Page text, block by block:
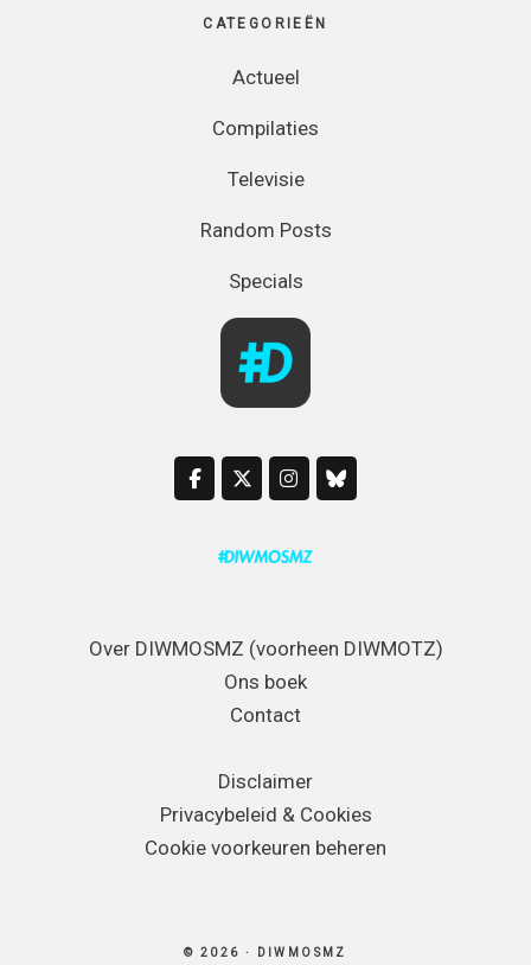
CATEGORIEËN
Actueel
Compilaties
Televisie
Random Posts
Specials
Over DIWMOSMZ (voorheen DIWMOTZ)
Ons boek
Contact
Disclaimer
Privacybeleid & Cookies
Cookie voorkeuren beheren
© 2026 · DIWMOSMZ